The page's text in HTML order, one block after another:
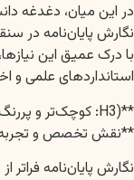
در این میان، دغدغه
نگارش پایان‌نامه در
با درک عمیق این
استانداردهای علمی و
**(H3: کوچک‌تر و پررنگ، فونت زیر سرفصل)**
**نقش تخصص و تجربه
نگارش پایان‌نامه